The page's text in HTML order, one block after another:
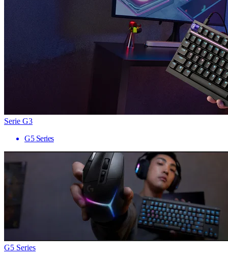
Serie G3
G5 Series
G5 Series